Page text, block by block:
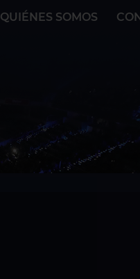
QUIÉNES SOMOS